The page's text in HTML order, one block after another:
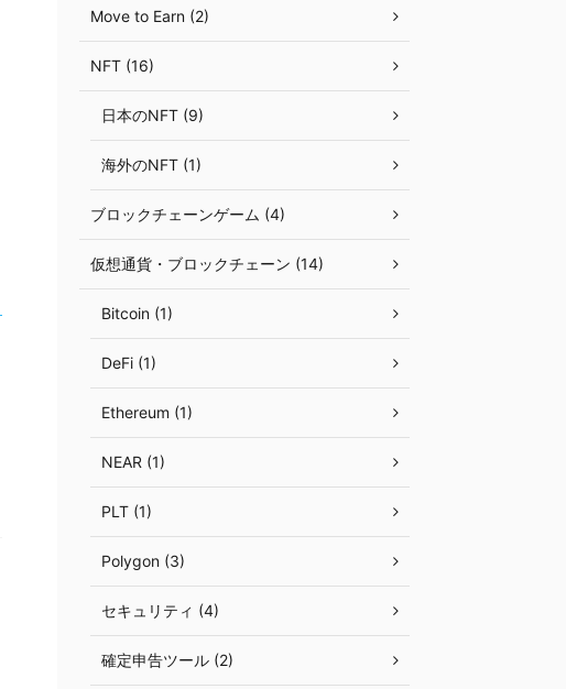
Move to Earn (2)
NFT (16)
日本のNFT (9)
海外のNFT (1)
ブロックチェーンゲーム (4)
仮想通貨・ブロックチェーン (14)
Bitcoin (1)
DeFi (1)
Ethereum (1)
NEAR (1)
PLT (1)
Polygon (3)
セキュリティ (4)
確定申告ツール (2)